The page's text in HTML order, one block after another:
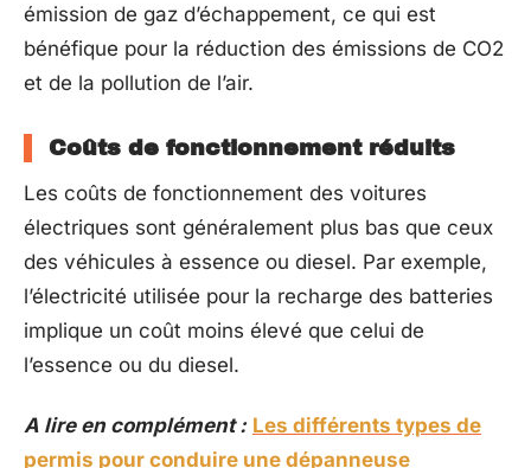
émission de gaz d’échappement, ce qui est
bénéfique pour la réduction des émissions de CO2
et de la pollution de l’air.
Coûts de fonctionnement réduits
Les coûts de fonctionnement des voitures
électriques sont généralement plus bas que ceux
des véhicules à essence ou diesel. Par exemple,
l’électricité utilisée pour la recharge des batteries
implique un coût moins élevé que celui de
l’essence ou du diesel.
A lire en complément : Les différents types de
permis pour conduire une dépanneuse